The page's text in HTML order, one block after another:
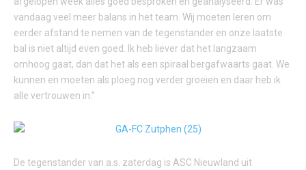
vandaag veel meer balans in het team. Wij moeten leren om
eerder afstand te nemen van de tegenstander en onze laatste
bal is niet altijd even goed. Ik heb liever dat het langzaam
omhoog gaat, dan dat het als een spiraal bergafwaarts gaat. We
kunnen en moeten als ploeg nog verder groeien en daar heb ik
alle vertrouwen in.’’
De tegenstander van a.s. zaterdag is ASC Nieuwland uit